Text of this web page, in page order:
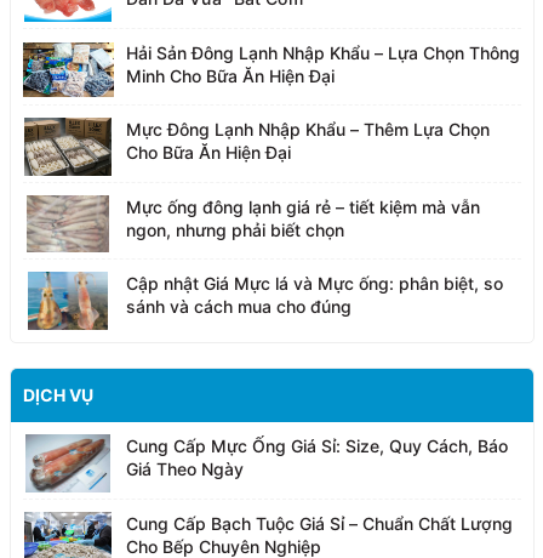
Hải Sản Đông Lạnh Nhập Khẩu – Lựa Chọn Thông
Minh Cho Bữa Ăn Hiện Đại
Mực Đông Lạnh Nhập Khẩu – Thêm Lựa Chọn
Cho Bữa Ăn Hiện Đại
Mực ống đông lạnh giá rẻ – tiết kiệm mà vẫn
ngon, nhưng phải biết chọn
Cập nhật Giá Mực lá và Mực ống: phân biệt, so
sánh và cách mua cho đúng
DỊCH VỤ
Cung Cấp Mực Ống Giá Sỉ: Size, Quy Cách, Báo
Giá Theo Ngày
Cung Cấp Bạch Tuộc Giá Sỉ – Chuẩn Chất Lượng
Cho Bếp Chuyên Nghiệp